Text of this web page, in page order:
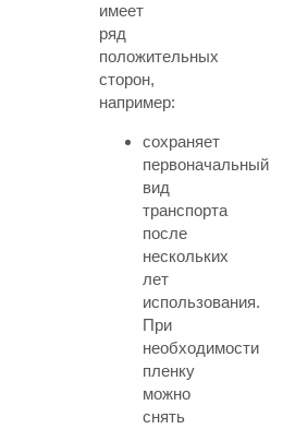
имеет
ряд
положительных
сторон,
например:
сохраняет
первоначальный
вид
транспорта
после
нескольких
лет
использования.
При
необходимости
пленку
можно
снять